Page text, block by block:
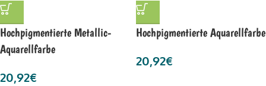
Hochpigmentierte Metallic-
Aquarellfarbe
20,92€
Hochpigmentierte Aquarellfarbe
20,92€